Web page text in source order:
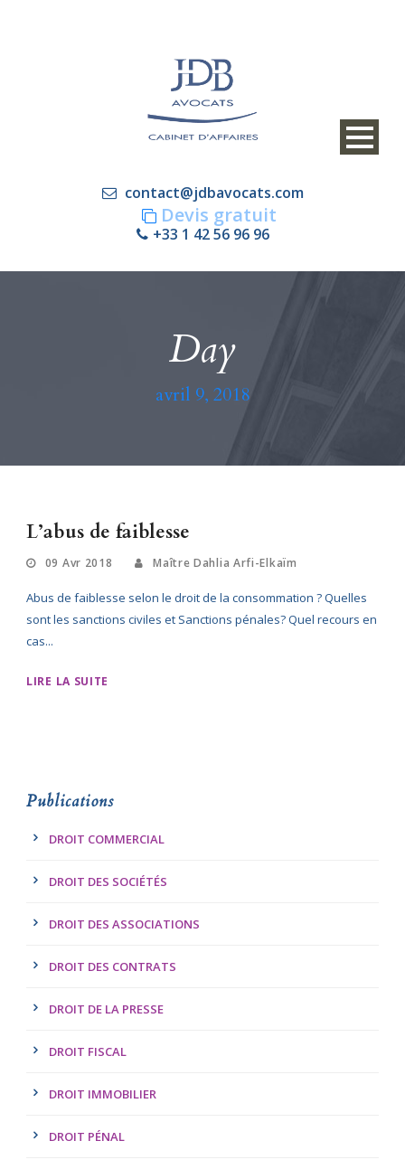
contact@jdbavocats.com
Devis gratuit
+33 1 42 56 96 96
Day
avril 9, 2018
L’abus de faiblesse
09 Avr 2018 Maître Dahlia Arfi-Elkaïm
Abus de faiblesse selon le droit de la consommation ? Quelles
sont les sanctions civiles et Sanctions pénales? Quel recours en
cas...
LIRE LA SUITE
Publications
DROIT COMMERCIAL
DROIT DES SOCIÉTÉS
DROIT DES ASSOCIATIONS
DROIT DES CONTRATS
DROIT DE LA PRESSE
DROIT FISCAL
DROIT IMMOBILIER
DROIT PÉNAL